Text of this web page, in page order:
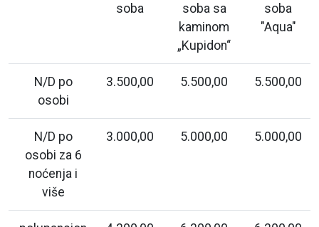
soba
soba sa
kaminom
„Kupidon“
soba
"Aqua"
N/D po
osobi
3.500,00 5.500,00 5.500,00
N/D po
osobi za 6
noćenja i
više
3.000,00 5.000,00 5.000,00